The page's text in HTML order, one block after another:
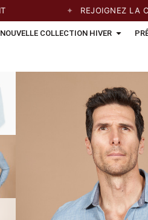
REJOIGNEZ LA
NOUVELLE COLLECTION HIVER